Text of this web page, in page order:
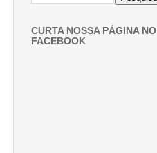
CURTA NOSSA PÁGINA NO
FACEBOOK